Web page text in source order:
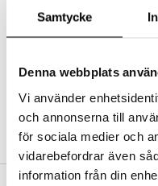
Samtycke
Denna webbplats
Vi använder
och annonserna till
för sociala medier och
vidarebefordrar även
information från din
Abonnemang
Bevaka produkter
Recensera produkter
SKAPA KUND